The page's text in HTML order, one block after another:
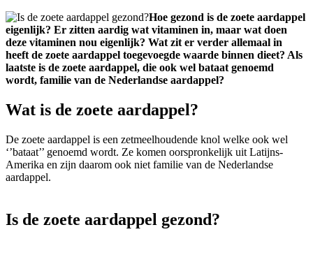
Hoe gezond is de zoete aardappel
eigenlijk? Er zitten aardig wat vitaminen in, maar wat doen
deze vitaminen nou eigenlijk? Wat zit er verder allemaal in
heeft de zoete aardappel toegevoegde waarde binnen dieet? Als
laatste is de zoete aardappel, die ook wel bataat genoemd
wordt, familie van de Nederlandse aardappel?
Wat is de zoete aardappel?
De zoete aardappel is een zetmeelhoudende knol welke ook wel
‘’bataat’’ genoemd wordt. Ze komen oorspronkelijk uit Latijns-
Amerika en zijn daarom ook niet familie van de Nederlandse
aardappel.
Is de zoete aardappel gezond?